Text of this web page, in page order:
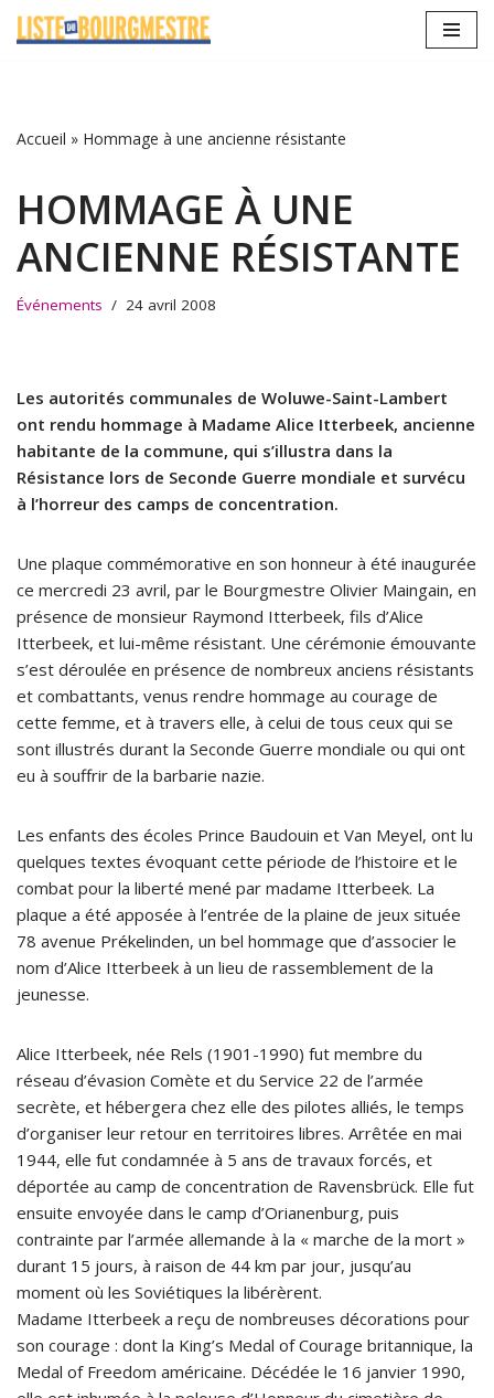
Accueil » Hommage à une ancienne résistante
HOMMAGE À UNE
ANCIENNE RÉSISTANTE
Événements 24 avril 2008
Les autorités communales de Woluwe-Saint-Lambert
ont rendu hommage à Madame Alice Itterbeek, ancienne
habitante de la commune, qui s’illustra dans la
Résistance lors de Seconde Guerre mondiale et survécu
à l’horreur des camps de concentration.
Une plaque commémorative en son honneur à été inaugurée
ce mercredi 23 avril, par le Bourgmestre Olivier Maingain, en
présence de monsieur Raymond Itterbeek, fils d’Alice
Itterbeek, et lui-même résistant. Une cérémonie émouvante
s’est déroulée en présence de nombreux anciens résistants
et combattants, venus rendre hommage au courage de
cette femme, et à travers elle, à celui de tous ceux qui se
sont illustrés durant la Seconde Guerre mondiale ou qui ont
eu à souffrir de la barbarie nazie.
Les enfants des écoles Prince Baudouin et Van Meyel, ont lu
quelques textes évoquant cette période de l’histoire et le
combat pour la liberté mené par madame Itterbeek. La
plaque a été apposée à l’entrée de la plaine de jeux située
78 avenue Prékelinden, un bel hommage que d’associer le
nom d’Alice Itterbeek à un lieu de rassemblement de la
jeunesse.
Alice Itterbeek, née Rels (1901-1990) fut membre du
réseau d’évasion Comète et du Service 22 de l’armée
secrète, et hébergera chez elle des pilotes alliés, le temps
d’organiser leur retour en territoires libres. Arrêtée en mai
1944, elle fut condamnée à 5 ans de travaux forcés, et
déportée au camp de concentration de Ravensbrück. Elle fut
ensuite envoyée dans le camp d’Orianenburg, puis
contrainte par l’armée allemande à la « marche de la mort »
durant 15 jours, à raison de 44 km par jour, jusqu’au
moment où les Soviétiques la libérèrent.
Madame Itterbeek a reçu de nombreuses décorations pour
son courage : dont la King’s Medal of Courage britannique, la
Medal of Freedom américaine. Décédée le 16 janvier 1990,